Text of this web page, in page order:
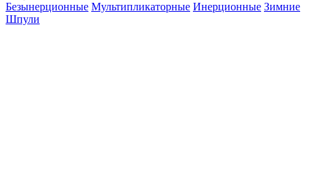
Безынерционные Мультипликаторные Инерционные Зимние
Шпули